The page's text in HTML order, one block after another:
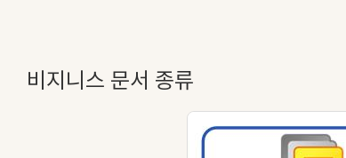
비지니스 문서 종류